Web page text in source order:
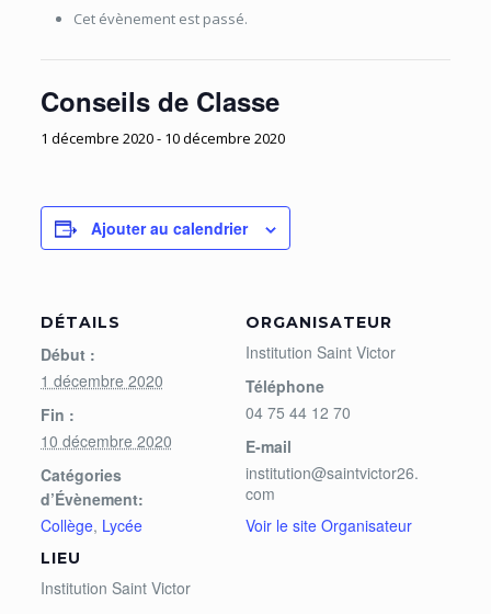
Cet évènement est passé.
Conseils de Classe
1 décembre 2020- 10 décembre 2020
Ajouter au calendrier
DÉTAILS
Début :
1 décembre 2020
Fin :
10 décembre 2020
Catégories
d’Évènement:
Collège, Lycée
LIEU
Institution Saint Victor
ORGANISATEUR
Institution Saint Victor
Téléphone
04 75 44 12 70
E-mail
institution@saintvictor26.
com
Voir le site Organisateur